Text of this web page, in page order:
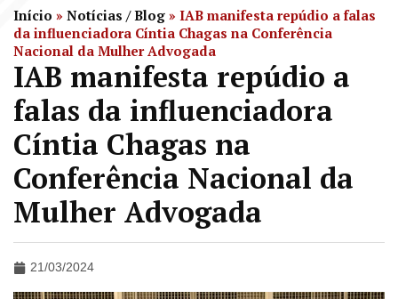
Início » Notícias / Blog » IAB manifesta repúdio a falas
da influenciadora Cíntia Chagas na Conferência
Nacional da Mulher Advogada
IAB manifesta repúdio a
falas da influenciadora
Cíntia Chagas na
Conferência Nacional da
Mulher Advogada
21/03/2024